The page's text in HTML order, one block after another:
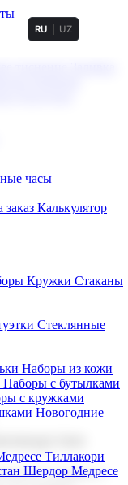
RU UZ
часы
Калькулятор
Кружки Стаканы
Стеклянные
Наборы из кожи
Наборы с бутылками
с кружками
Новогодние
Тиллакори
Шердор Медресе
подарков и